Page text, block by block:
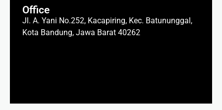
Office
Jl. A. Yani No.252, Kacapiring, Kec. Batununggal,
Kota Bandung, Jawa Barat 40262